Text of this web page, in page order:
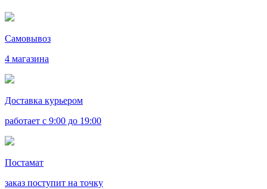
Самовывоз
4 магазина
Доставка курьером
работает с 9:00 до 19:00
Постамат
заказ поступит на точку